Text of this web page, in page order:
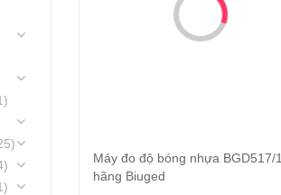
Đọc tiếp
Máy đo độ bóng nhựa BGD517/1
hãng Biuged